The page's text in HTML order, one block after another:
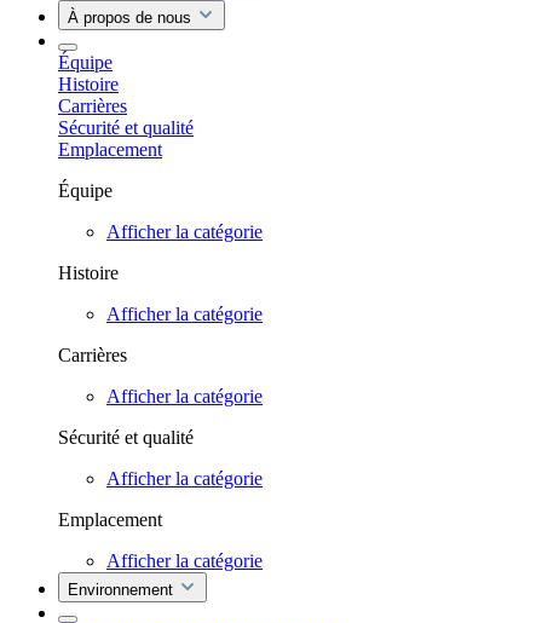
À propos de nous
Équipe
Histoire
Carrières
Sécurité et qualité
Emplacement
Équipe
Afficher la catégorie
Histoire
Afficher la catégorie
Carrières
Afficher la catégorie
Sécurité et qualité
Afficher la catégorie
Emplacement
Afficher la catégorie
Environnement